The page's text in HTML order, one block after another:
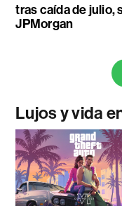
tras caída de julio,
JPMorgan
Lujos y vida